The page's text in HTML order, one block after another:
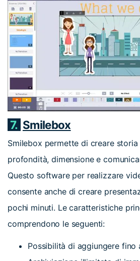
7. Smilebox
Smilebox permette di creare
profondità, dimensione e
Questo software per realizzare
consente anche di creare
pochi minuti. Le caratteristiche
comprendono le seguenti:
Possibilità di aggiungere